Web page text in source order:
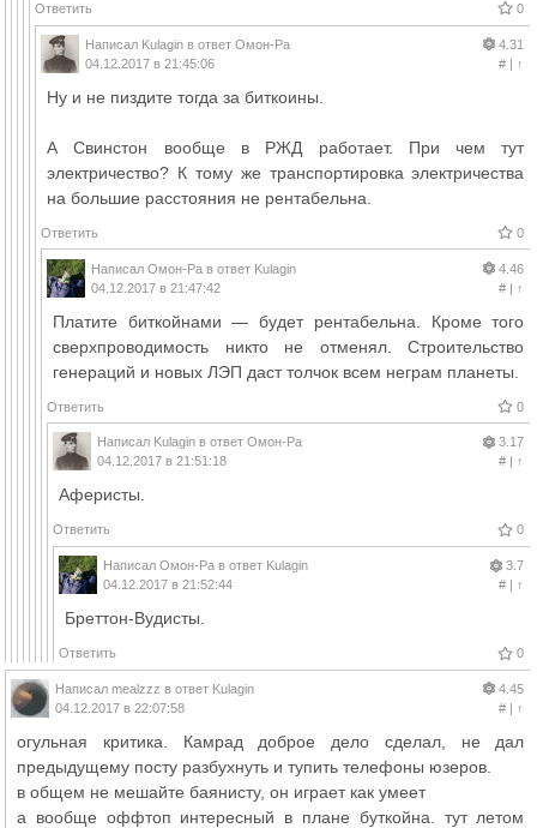
Ответить 0
Написал Kulagin в ответ Омон-Ра
04.12.2017 в 21:45:06
4.31
#| ↑
Ну и не пиздите тогда за биткоины.
А Свинстон вообще в РЖД работает. При чем тут
электричество? К тому же транспортировка электричества
на большие расстояния не рентабельна.
Ответить 0
Написал Омон-Ра в ответ Kulagin
04.12.2017 в 21:47:42
4.46
#| ↑
Платите биткойнами — будет рентабельна. Кроме того
сверхпроводимость никто не отменял. Строительство
генераций и новых ЛЭП даст толчок всем неграм планеты.
Ответить 0
Написал Kulagin в ответ Омон-Ра
04.12.2017 в 21:51:18
3.17
#| ↑
Аферисты.
Ответить 0
Написал Омон-Ра в ответ Kulagin
04.12.2017 в 21:52:44
3.7
#| ↑
Бреттон-Вудисты.
Ответить 0
Написал mealzzz в ответ Kulagin
04.12.2017 в 22:07:58
4.45
#| ↑
огульная критика. Камрад доброе дело сделал, не дал
предыдущему посту разбухнуть и тупить телефоны юзеров.
в общем не мешайте баянисту, он играет как умеет
а вообще оффтоп интересный в плане буткойна. тут летом